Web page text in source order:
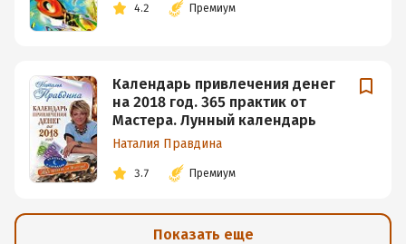
4.2 Премиум
Календарь привлечения денег
на 2018 год. 365 практик от
Мастера. Лунный календарь
Наталия Правдина
3.7 Премиум
Показать еще